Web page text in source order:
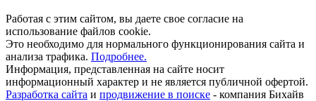
Работая с этим сайтом, вы даете свое согласие на
использование файлов cookie.
Это необходимо для нормального функционирования сайта и
анализа трафика. Подробнее.
Информация, представленная на сайте носит
информационный характер и не является публичной офертой.
Разработка сайта и продвижение в поиске - компания Бихайв